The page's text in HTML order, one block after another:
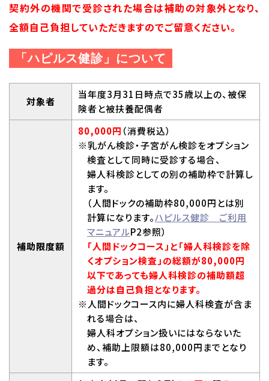
契約外の機関で受診された場合は補助の対象外となり、
全額自己負担していただきますのでご留意ください。
「ハピルス健診」について
対象者
当年度3月31日時点で35歳以上の、被保
険者と被扶養配偶者
補助限度額
80,000円 （消費税込）
※乳がん検診・子宮がん検診をオプション
検査として同時に受診する場合、
婦人科検診としての別の補助枠で計算し
ます。
（人間ドックの補助枠80,000円とは別
計算になります。ハピルス健診 ご利用
マニュアルP2参照）
「人間ドックコース」と「婦人科検診を除
くオプション検査」の総額が80,000円
以下であっても婦人科検診の補助額超
過分は自己負担となります。
※人間ドックコース内に婦人科検査が含ま
れる場合は、
婦人科オプション扱いにはならないた
め、補助上限額は80,000円までとなり
ます。